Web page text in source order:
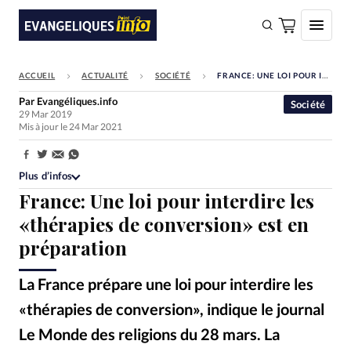
FAIRE UN DON
Faire un don
Société
Monde
Bible
Toute l'actualité
Se connecter
Devise:
CHF
ACCUEIL ACTUALITÉ SOCIÉTÉ FRANCE: UNE LOI POUR INTERDIRE LES «THÉRAPIES DE CONVERSION» EST EN PRÉPARATION
France: Une loi pour interdire les
«thérapies de conversion» est en
préparation
La France prépare une loi pour interdire les
«thérapies de conversion», indique le journal
Le Monde des religions du 28 mars. La
Société
Par Evangéliques.info
29 Mar 2019
Mis à jour le 24 Mar 2021
Partager:
Plus d’infos